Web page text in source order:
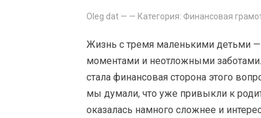
Oleg dat — — Категория: Финансовая
Жизнь с тремя маленькими детьми
моментами и неотложными
стала финансовая сторона этого
мы думали, что уже привыкли к
оказалась намного сложнее и